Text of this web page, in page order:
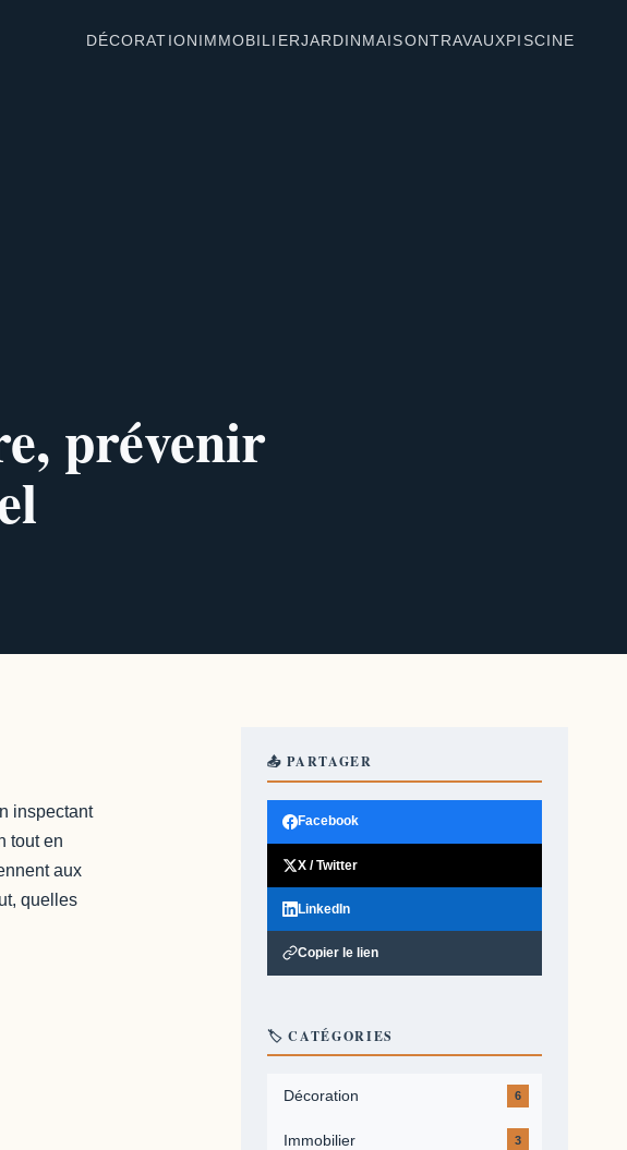
DÉCORATION IMMOBILIERJARDIN MAISONTRAVAUXPISCINE
prévenir
inspectant
tout en
aux
quelles
📤 PARTAGER
Facebook
X / Twitter
LinkedIn
Copier le lien
🏷️ CATÉGORIES
Décoration 6
Immobilier 3